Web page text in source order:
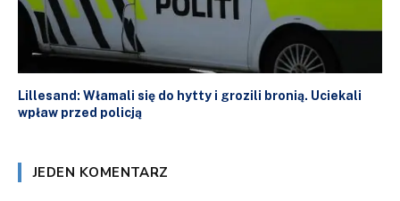
Lillesand: Włamali się do hytty i grozili bronią. Uciekali
wpław przed policją
JEDEN KOMENTARZ